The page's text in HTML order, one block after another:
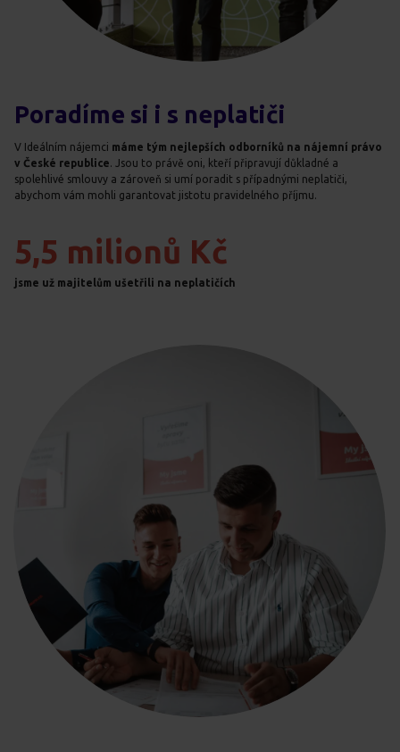
Poradíme si i s neplatiči
V Ideálním nájemci máme tým nejlepších odborníků na nájemní právo
v České republice . Jsou to právě oni, kteří připravují důkladné a
spolehlivé smlouvy a zároveň si umí poradit s případnými neplatiči,
abychom vám mohli garantovat jistotu pravidelného příjmu.
5,5 milionů Kč
jsme už majitelům ušetřili na neplatičích